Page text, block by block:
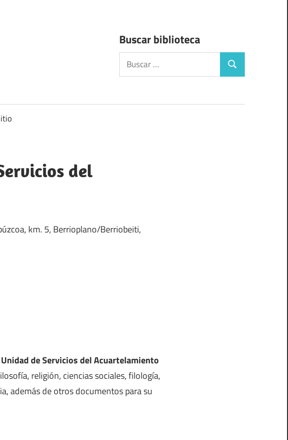
Buscar biblioteca
Buscar:
Buscar
del
km. 5, Berrioplano/Berriobeiti,
de Servicios del Acuartelamiento
religión, ciencias sociales, filología,
además de otros documentos para su